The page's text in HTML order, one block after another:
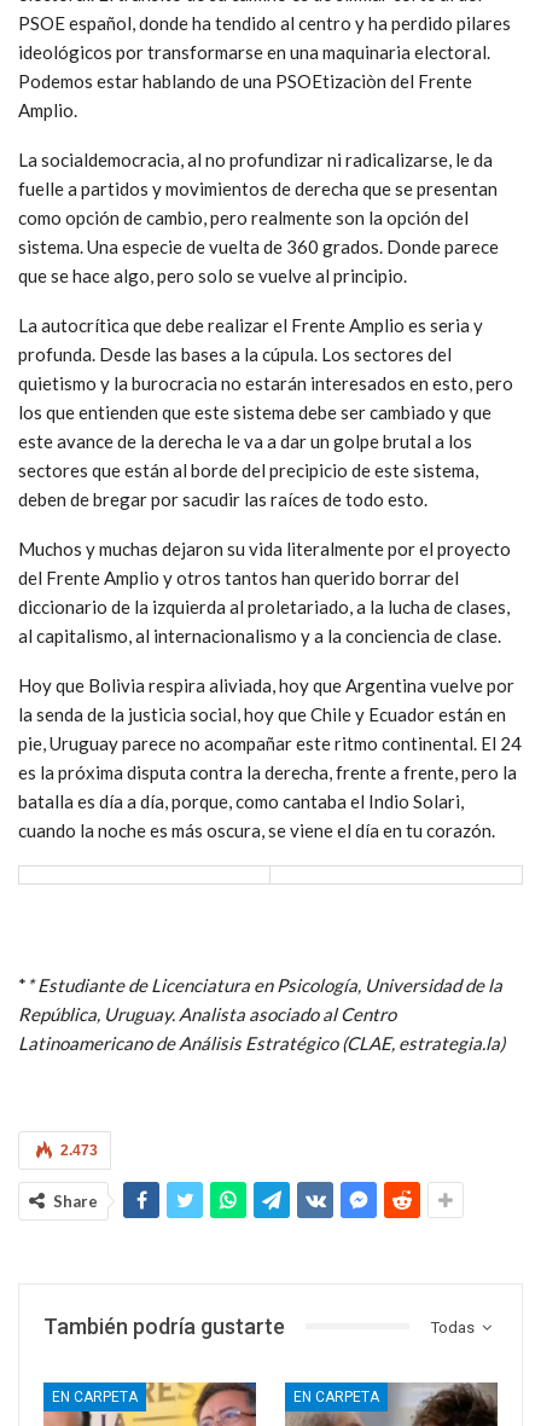
PSOE español, donde ha tendido al centro y ha perdido pilares
ideológicos por transformarse en una maquinaria electoral.
Podemos estar hablando de una PSOEtizaciòn del Frente
Amplio.
La socialdemocracia, al no profundizar ni radicalizarse, le da
fuelle a partidos y movimientos de derecha que se presentan
como opción de cambio, pero realmente son la opción del
sistema. Una especie de vuelta de 360 grados. Donde parece
que se hace algo, pero solo se vuelve al principio.
La autocrítica que debe realizar el Frente Amplio es seria y
profunda. Desde las bases a la cúpula. Los sectores del
quietismo y la burocracia no estarán interesados en esto, pero
los que entienden que este sistema debe ser cambiado y que
este avance de la derecha le va a dar un golpe brutal a los
sectores que están al borde del precipicio de este sistema,
deben de bregar por sacudir las raíces de todo esto.
Muchos y muchas dejaron su vida literalmente por el proyecto
del Frente Amplio y otros tantos han querido borrar del
diccionario de la izquierda al proletariado, a la lucha de clases,
al capitalismo, al internacionalismo y a la conciencia de clase.
Hoy que Bolivia respira aliviada, hoy que Argentina vuelve por
la senda de la justicia social, hoy que Chile y Ecuador están en
pie, Uruguay parece no acompañar este ritmo continental. El 24
es la próxima disputa contra la derecha, frente a frente, pero la
batalla es día a día, porque, como cantaba el Indio Solari,
cuando la noche es más oscura, se viene el día en tu corazón.
** Estudiante de Licenciatura en Psicología, Universidad de la
República, Uruguay. Analista asociado al Centro
Latinoamericano de Análisis Estratégico (CLAE, estrategia.la)
2.473
Share
Todas
También podría gustarte
EN CARPETA EN CARPETA